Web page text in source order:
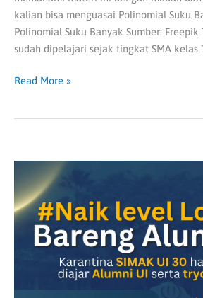
kalian bisa menguasai Polinomial Suku
Polinomial Suku Banyak Sumber:
sudah dipelajari sejak tingkat SMA kelas
Read More »